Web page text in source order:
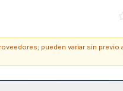
pueden variar sin previo